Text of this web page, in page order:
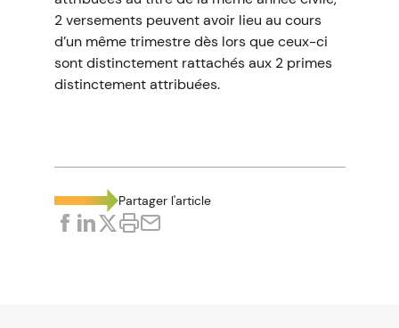
2 versements peuvent avoir lieu au cours
d’un même trimestre dès lors que ceux-ci
sont distinctement rattachés aux 2 primes
distinctement attribuées.
Partager l'article